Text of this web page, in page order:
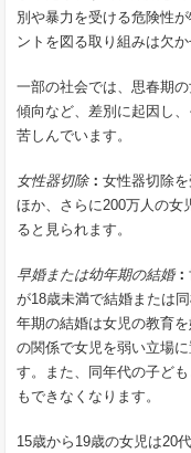
別や暴力を受ける危険性
ントを図る取り組みは欠か
一部の社会では、思春期
傾向など、差別に起因し
苦しんでいます。
女性器切除： 女性器切除
ほか、さらに200万人の女
ると見られます。
早婚または幼年期の結婚：
が18歳未満で結婚または
年期の結婚は女児の教育
の関係で女児を弱い立場
す。また、同年代の子ど
もできなくなります。
15歳から19歳の女児は20